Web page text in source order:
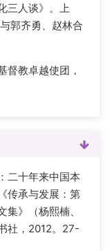
三人谈》。上
郭齐勇、赵林合
督教卓越使团，
二十年来中国本
传承与发展：第
》（杨熙楠、
社，2012。27-